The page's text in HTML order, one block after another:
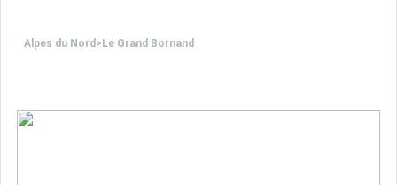
Alpes du Nord > Le Grand Bornand